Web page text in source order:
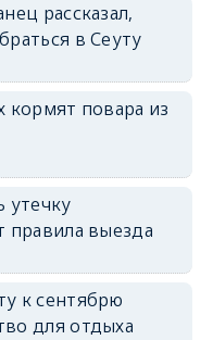
рассказал,
в Сеуту
кормят повара из
утечку
правила выезда
к сентябрю
для отдыха